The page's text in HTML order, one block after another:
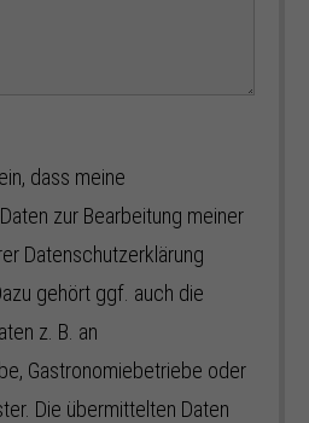
dass meine
zur Bearbeitung meiner
Datenschutzerklärung
gehört ggf. auch die
z. B. an
Gastronomiebetriebe oder
Die übermittelten Daten